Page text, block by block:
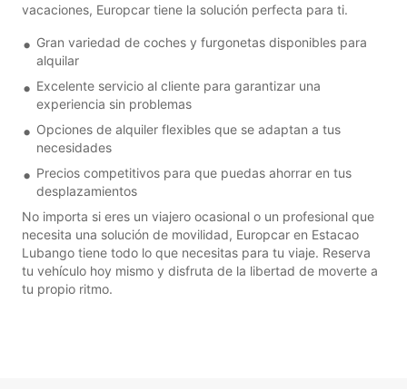
vacaciones, Europcar tiene la solución perfecta para ti.
Gran variedad de coches y furgonetas disponibles para
alquilar
Excelente servicio al cliente para garantizar una
experiencia sin problemas
Opciones de alquiler flexibles que se adaptan a tus
necesidades
Precios competitivos para que puedas ahorrar en tus
desplazamientos
No importa si eres un viajero ocasional o un profesional que
necesita una solución de movilidad, Europcar en Estacao
Lubango tiene todo lo que necesitas para tu viaje. Reserva
tu vehículo hoy mismo y disfruta de la libertad de moverte a
tu propio ritmo.